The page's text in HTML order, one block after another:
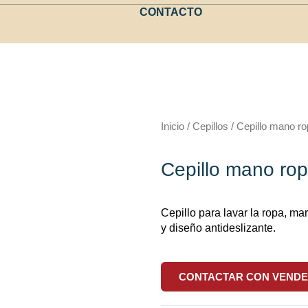
CONTACTO
Inicio / Cepillos / Cepillo mano
Cepillo mano
Cepillo para lavar la ropa,
y diseño antideslizante.
CONTACTAR CON